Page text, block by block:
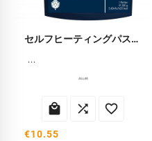
セルフヒーティングパスタ（バジルペスト）
...
  
€10.55